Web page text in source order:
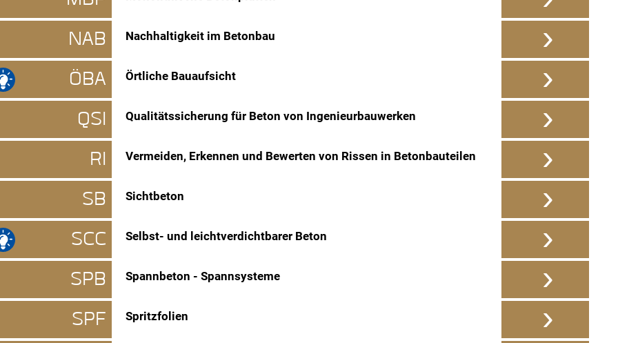
NAB Nachhaltigkeit im Betonbau ›
ÖBA Örtliche Bauaufsicht ›
QSI Qualitätssicherung für Beton von Ingenieurbauwerken ›
RI Vermeiden, Erkennen und Bewerten von Rissen in Betonbauteilen ›
SB Sichtbeton ›
SCC Selbst- und leichtverdichtbarer Beton ›
SPB Spannbeton - Spannsysteme ›
SPF Spritzfolien
›